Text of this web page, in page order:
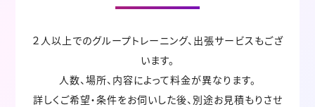
２人以上でのグループトレーニング、出張サービスもござ
います。
人数、場所、内容によって料金が異なります。
詳しくご希望・条件をお伺いした後、別途お見積もりさせ